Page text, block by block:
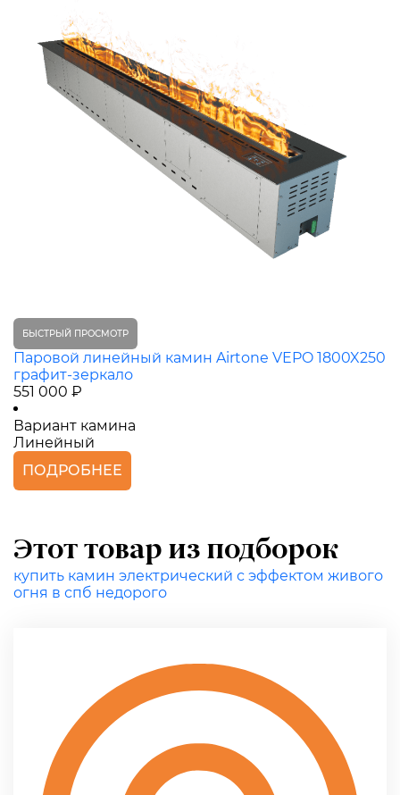
БЫСТРЫЙ ПРОСМОТР
Паровой линейный камин Airtone VEPO 1800X250
графит-зеркало
551 000 ₽
Вариант камина
Линейный
ПОДРОБНЕЕ
Этот товар из подборок
купить камин электрический с эффектом живого
огня в спб недорого